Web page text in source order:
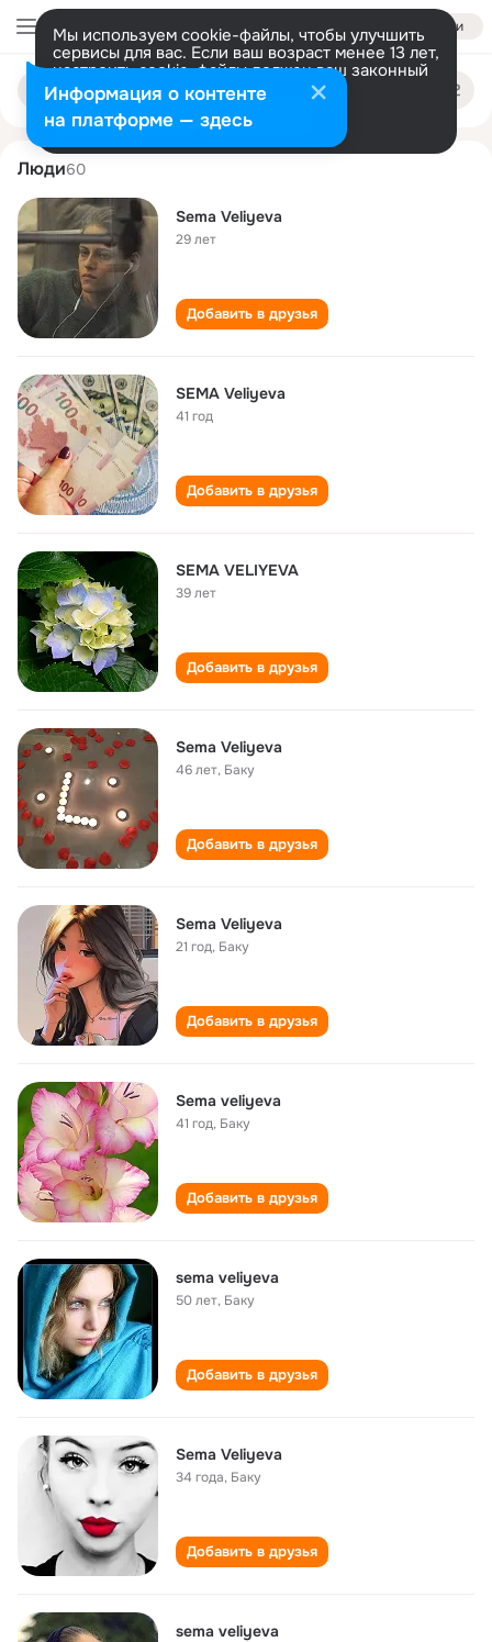
Войти
Мы используем cookie-файлы, чтобы улучшить
сервисы для вас. Если ваш возраст менее 13 лет,
настроить cookie-файлы должен ваш законный
представитель. Больше информации
Разрешить все Настроить
Поиск
людям
sema veliyeva
Люди60
Sema Veliyeva
29 лет
Добавить в друзья
SEMA Veliyeva
41 год
Добавить в друзья
SEMA VELIYEVA
39 лет
Добавить в друзья
Sema Veliyeva
46 лет, Баку
Добавить в друзья
Sema Veliyeva
21 год, Баку
Добавить в друзья
Sema veliyeva
41 год, Баку
Добавить в друзья
sema veliyeva
50 лет, Баку
Добавить в друзья
Sema Veliyeva
34 года, Баку
Добавить в друзья
sema veliyeva
Информация о контенте
на платформе — здесь